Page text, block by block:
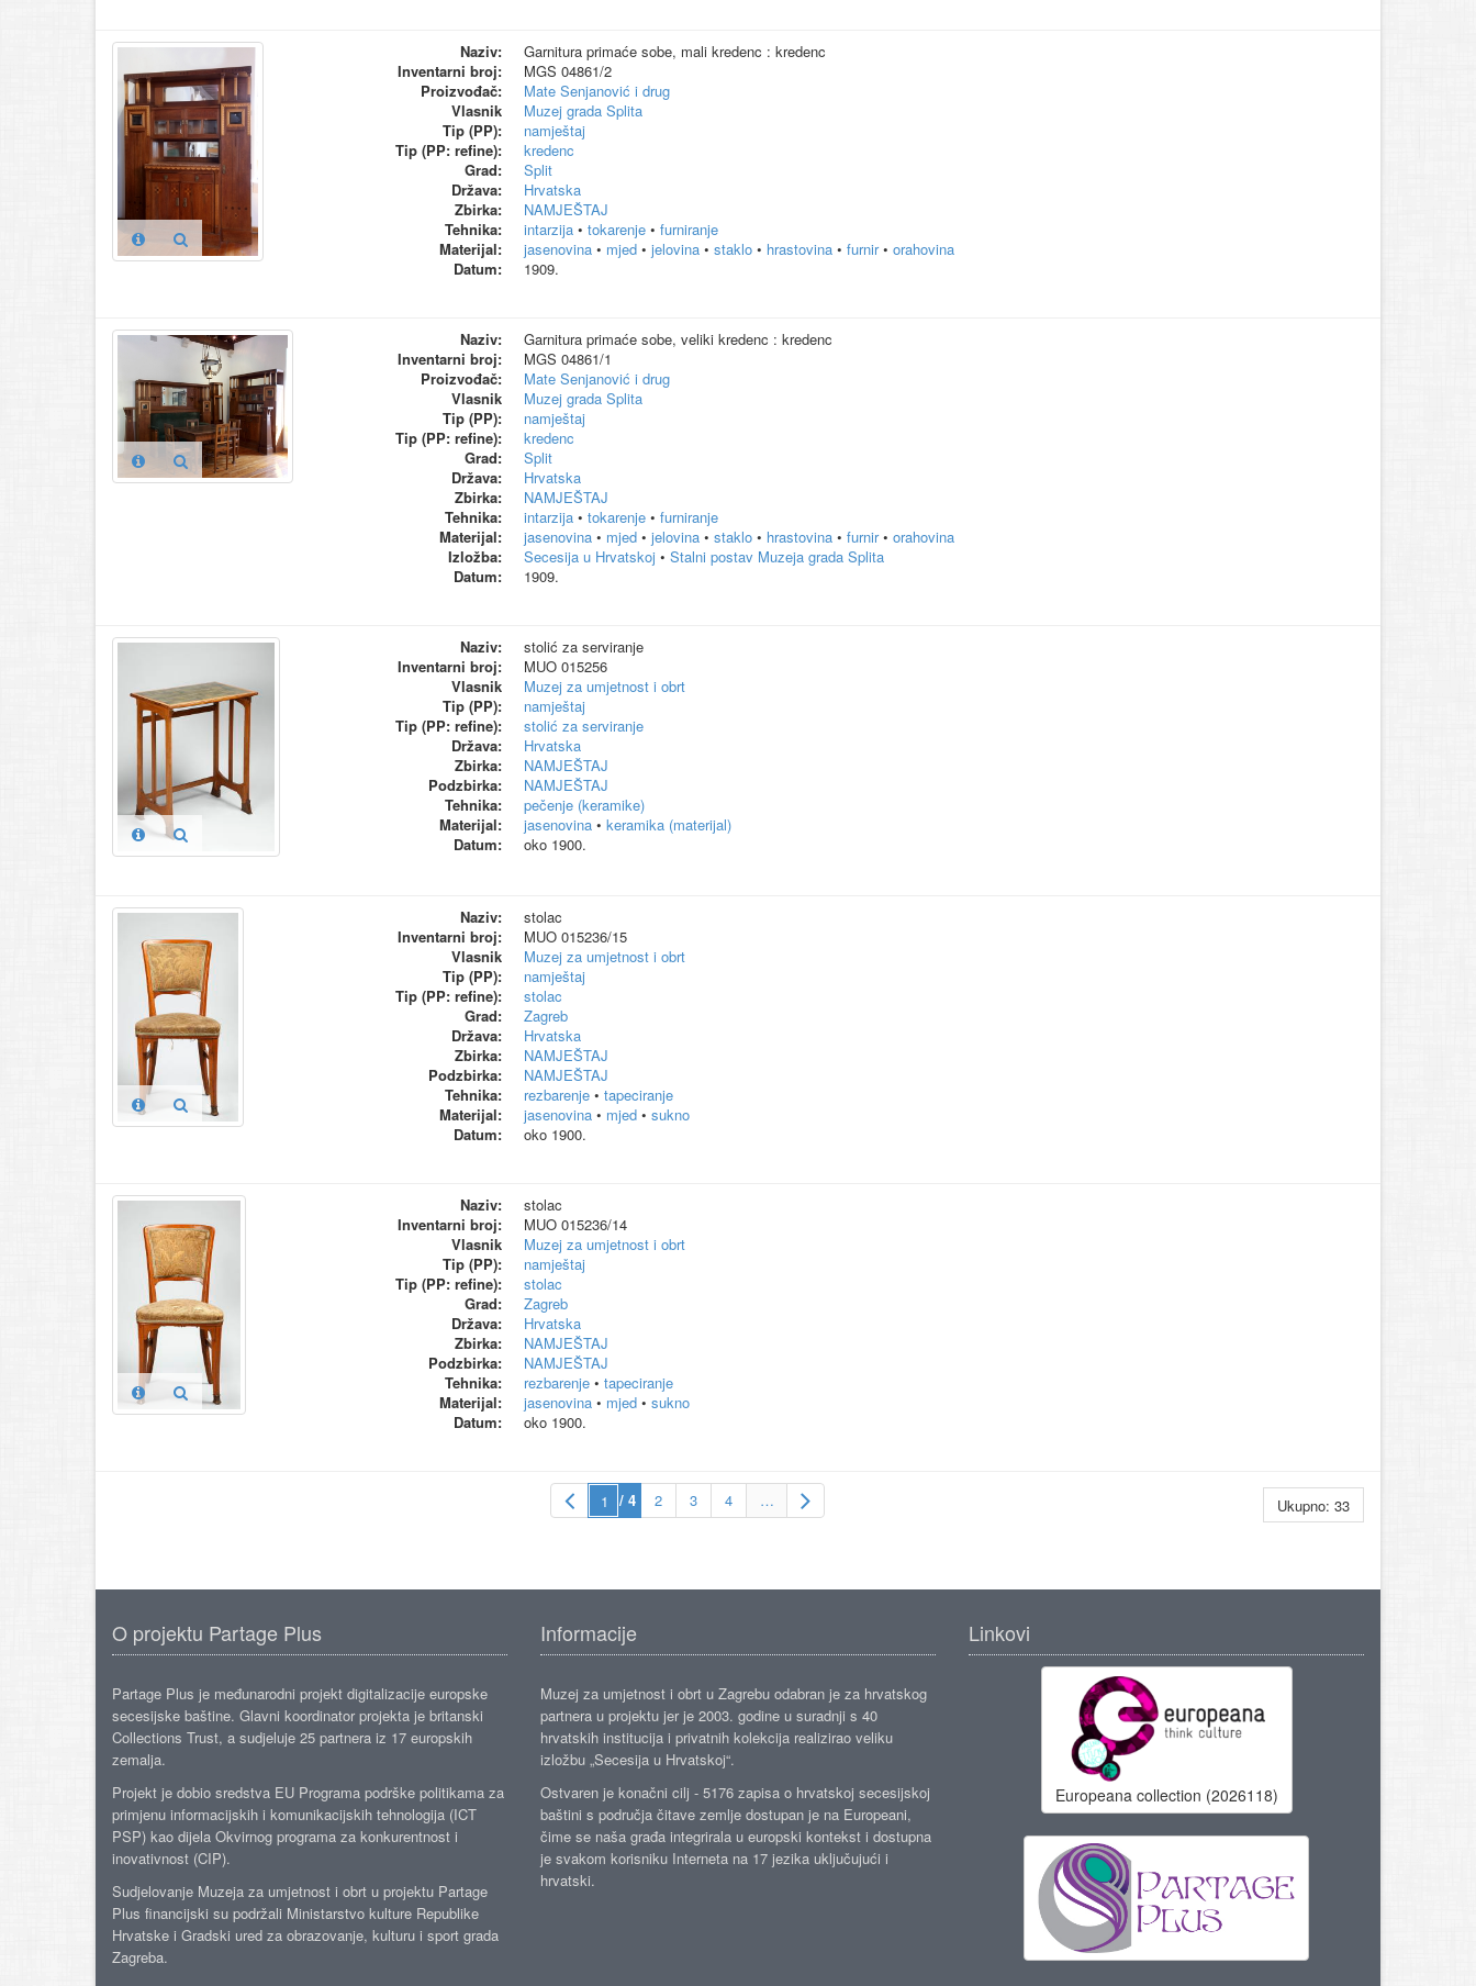
Naziv:
Garnitura primaće sobe, mali kredenc : kredenc
Inventarni broj:
MGS 04861/2
Proizvođač:
Mate Senjanović i drug
Vlasnik
Muzej grada Splita
Tip (PP):
namještaj
Tip (PP: refine):
kredenc
Grad:
Split
Država:
Hrvatska
Zbirka:
NAMJEŠTAJ
Tehnika:
intarzija • tokarenje • furniranje
Materijal:
jasenovina • mjed • jelovina • staklo • hrastovina • furnir• orahovina
Datum:
1909.
Naziv:
Garnitura primaće sobe, veliki kredenc : kredenc
Inventarni broj:
MGS 04861/1
Proizvođač:
Mate Senjanović i drug
Vlasnik
Muzej grada Splita
Tip (PP):
namještaj
Tip (PP: refine):
kredenc
Grad:
Split
Država:
Hrvatska
Zbirka:
NAMJEŠTAJ
Tehnika:
intarzija • tokarenje • furniranje
Materijal:
jasenovina • mjed • jelovina • staklo • hrastovina • furnir• orahovina
Izložba:
Secesija u Hrvatskoj • Stalni postav Muzeja grada Splita
Datum:
1909.
Naziv:
stolić za serviranje
Inventarni broj:
MUO 015256
Vlasnik
Muzej za umjetnost i obrt
Tip (PP):
namještaj
Tip (PP: refine):
stolić za serviranje
Država:
Hrvatska
Zbirka:
NAMJEŠTAJ
Podzbirka:
NAMJEŠTAJ
Tehnika:
pečenje (keramike)
Materijal:
jasenovina • keramika (materijal)
Datum:
oko 1900.
Naziv:
stolac
Inventarni broj:
MUO 015236/15
Vlasnik
Muzej za umjetnost i obrt
Tip (PP):
namještaj
Tip (PP: refine):
stolac
Grad:
Zagreb
Država:
Hrvatska
Zbirka:
NAMJEŠTAJ
Podzbirka:
NAMJEŠTAJ
Tehnika:
rezbarenje • tapeciranje
Materijal:
jasenovina • mjed • sukno
Datum:
oko 1900.
Naziv:
stolac
Inventarni broj:
MUO 015236/14
Vlasnik
Muzej za umjetnost i obrt
Tip (PP):
namještaj
Tip (PP: refine):
stolac
Grad:
Zagreb
Država:
Hrvatska
Zbirka:
NAMJEŠTAJ
Podzbirka:
NAMJEŠTAJ
Tehnika:
rezbarenje • tapeciranje
Materijal:
jasenovina • mjed • sukno
Datum:
oko 1900.
Ukupno: 33
/ 4 2 3 4 …
O projektu Partage Plus
Partage Plus je međunarodni projekt digitalizacije europske
secesijske baštine. Glavni koordinator projekta je britanski
Collections Trust, a sudjeluje 25 partnera iz 17 europskih
zemalja.
Projekt je dobio sredstva EU Programa podrške politikama za
primjenu informacijskih i komunikacijskih tehnologija (ICT
PSP) kao dijela Okvirnog programa za konkurentnost i
inovativnost (CIP).
Sudjelovanje Muzeja za umjetnost i obrt u projektu Partage
Plus financijski su podržali Ministarstvo kulture Republike
Hrvatske i Gradski ured za obrazovanje, kulturu i sport grada
Zagreba.
Informacije
Muzej za umjetnost i obrt u Zagrebu odabran je za hrvatskog
partnera u projektu jer je 2003. godine u suradnji s 40
hrvatskih institucija i privatnih kolekcija realizirao veliku
izložbu „Secesija u Hrvatskoj“.
Ostvaren je konačni cilj - 5176 zapisa o hrvatskoj secesijskoj
baštini s područja čitave zemlje dostupan je na Europeani,
čime se naša građa integrirala u europski kontekst i dostupna
je svakom korisniku Interneta na 17 jezika uključujući i
hrvatski.
Linkovi
Europeana collection (2026118)